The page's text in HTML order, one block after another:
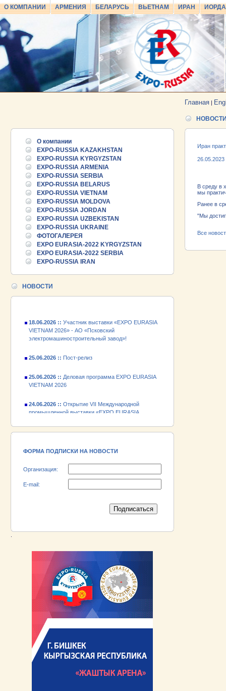
О КОМПАНИИ АРМЕНИЯ БЕЛАРУСЬ ВЬЕТНАМ ИРАН
Главная |
О компании
EXPO-RUSSIA KAZAKHSTAN
EXPO-RUSSIA KYRGYZSTAN
EXPO-RUSSIA ARMENIA
EXPO-RUSSIA SERBIA
EXPO-RUSSIA BELARUS
EXPO-RUSSIA VIETNAM
EXPO-RUSSIA MOLDOVA
EXPO-RUSSIA JORDAN
EXPO-RUSSIA UZBEKISTAN
EXPO-RUSSIA UKRAINE
ФОТОГАЛЕРЕЯ
EXPO EURASIA-2022 KYRGYZSTAN
EXPO EURASIA-2022 SERBIA
EXPO-RUSSIA IRAN
НОВОСТИ
25.06.2026 ::Пост-релиз
25.06.2026 ::Деловая программа EXPO EURASIA
VIETNAM 2026
промышленной выставки «EXPO EURASIA
VIETNAM 2026»
VIETNAM 2026» - АО «Псковский
электромашиностроительный завод»!
VIETNAM 2026
промышленной выставки «EXPO EURASIA
VIETNAM 2026»
18.06.2026 ::Участник выставки «EXPO EURASIA
электромашиностроительный завод»!
ФОРМА ПОДПИСКИ НА НОВОСТИ
Организация:
E-mail:
Иран
26.05.2023
В среду в
мы
Ранее в
"Мы
Все